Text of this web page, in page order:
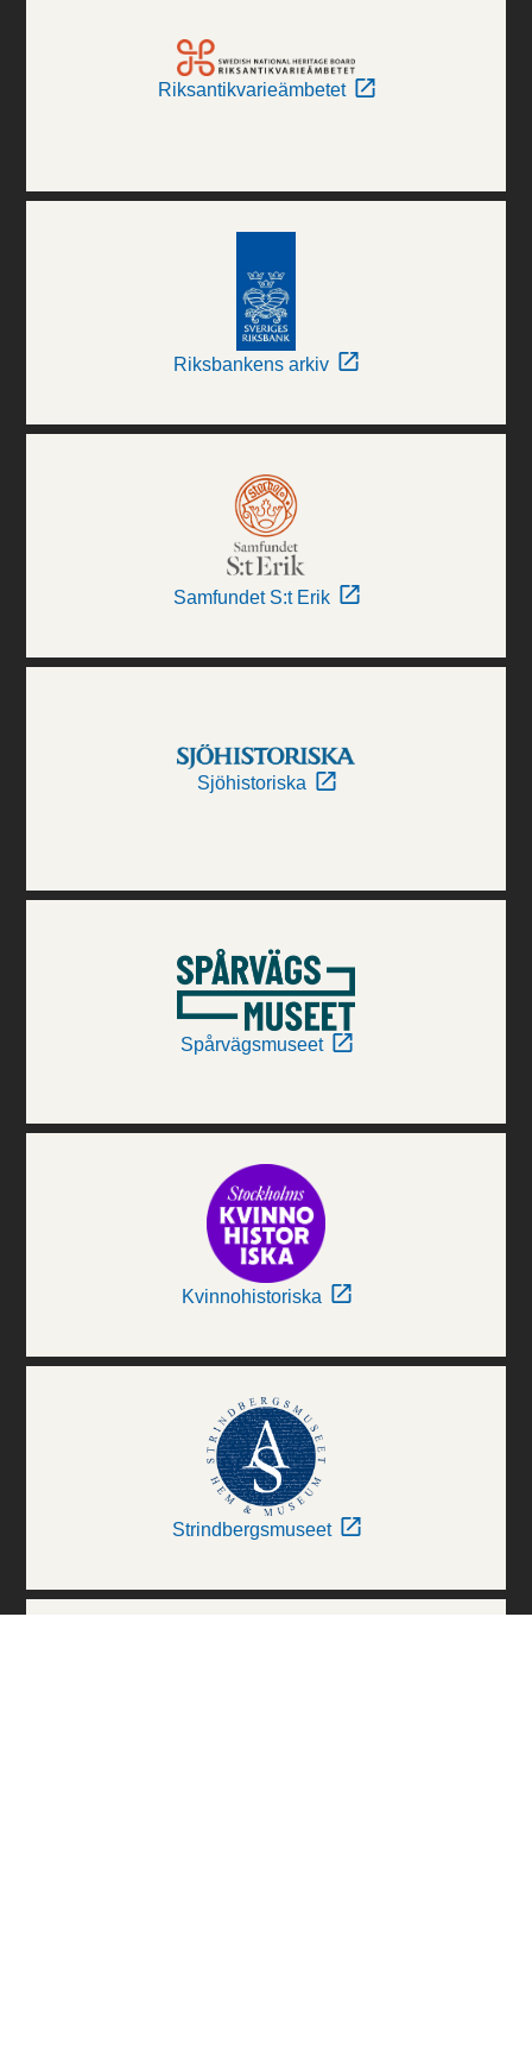
Riksantikvarieämbetet
Riksbankens arkiv
Samfundet S:t Erik
Sjöhistoriska
Spårvägsmuseet
Kvinnohistoriska
Strindbergsmuseet